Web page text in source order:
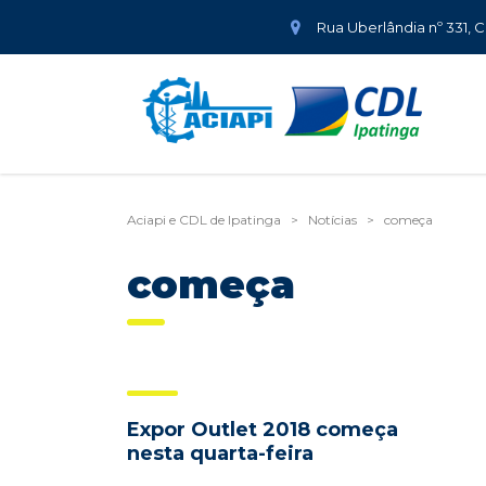
Rua Uberlândia nº 331,
Aciapi e CDL de Ipatinga > Notícias > começa
começa
Expor Outlet 2018 começa
nesta quarta-feira